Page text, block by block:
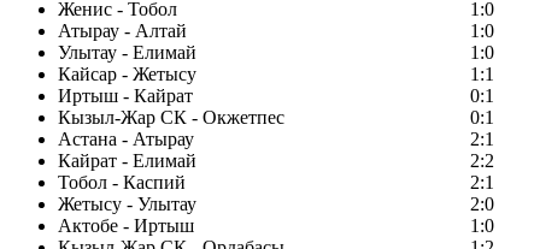
Женис - Тобол
1:0
Атырау - Алтай
1:0
Улытау - Елимай
1:0
Кайсар - Жетысу
1:1
Иртыш - Кайрат
0:1
Кызыл-Жар СК - Окжетпес
0:1
Астана - Атырау
2:1
Кайрат - Елимай
2:2
Тобол - Каспий
2:1
Жетысу - Улытау
2:0
Актобе - Иртыш
1:0